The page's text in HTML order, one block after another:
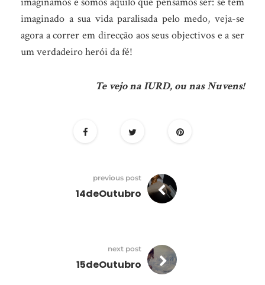
imaginado a sua vida paralisada pelo medo, veja-se
agora a correr em direcção aos seus objectivos e a ser
um verdadeiro herói da fé!
Te vejo na IURD, ou nas Nuvens!
previous post
14deOutubro
next post
15deOutubro